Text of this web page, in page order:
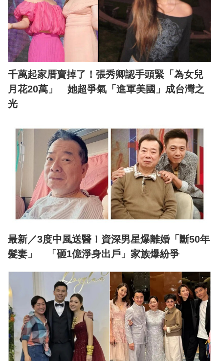
千萬起家厝賣掉了！張秀卿認手頭緊「為女兒
月花20萬」 她超爭氣「進軍美國」成台灣之
光
最新／3度中風送醫！資深男星爆離婚「斷50年
髮妻」 「砸1億淨身出戶」家族爆紛爭